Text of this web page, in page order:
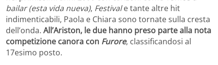
bailar (esta vida nueva), Festivale tante altre hit
indimenticabili, Paola e Chiara sono tornate sulla cresta
dell’onda. All’Ariston, le due hanno preso parte alla nota
competizione canora con Furore, classificandosi al
17esimo posto.